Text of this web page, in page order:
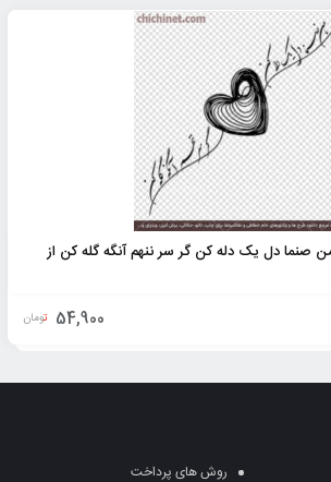
من صنما دل یک دله کن گر سر ننهم آنگه گله کن از
54,900 تومان
روش های پرداخت